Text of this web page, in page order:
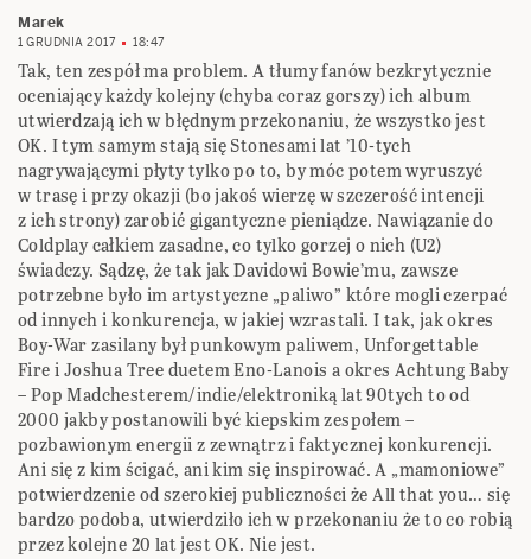
Marek
1 GRUDNIA 2017 18:47
Tak, ten zespół ma problem. A tłumy fanów bezkrytycznie
oceniający każdy kolejny (chyba coraz gorszy) ich album
utwierdzają ich w błędnym przekonaniu, że wszystko jest
OK. I tym samym stają się Stonesami lat ’10-tych
nagrywającymi płyty tylko po to, by móc potem wyruszyć
w trasę i przy okazji (bo jakoś wierzę w szczerość intencji
z ich strony) zarobić gigantyczne pieniądze. Nawiązanie do
Coldplay całkiem zasadne, co tylko gorzej o nich (U2)
świadczy. Sądzę, że tak jak Davidowi Bowie’mu, zawsze
potrzebne było im artystyczne „paliwo” które mogli czerpać
od innych i konkurencja, w jakiej wzrastali. I tak, jak okres
Boy-War zasilany był punkowym paliwem, Unforgettable
Fire i Joshua Tree duetem Eno-Lanois a okres Achtung Baby
– Pop Madchesterem/indie/elektroniką lat 90tych to od
2000 jakby postanowili być kiepskim zespołem –
pozbawionym energii z zewnątrz i faktycznej konkurencji.
Ani się z kim ścigać, ani kim się inspirować. A „mamoniowe”
potwierdzenie od szerokiej publiczności że All that you… się
bardzo podoba, utwierdziło ich w przekonaniu że to co robią
przez kolejne 20 lat jest OK. Nie jest.